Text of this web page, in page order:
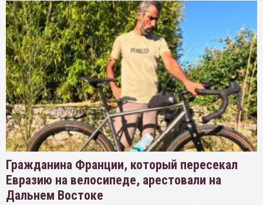
Гражданина Франции, который пересекал
Евразию на велосипеде, арестовали на
Дальнем Востоке